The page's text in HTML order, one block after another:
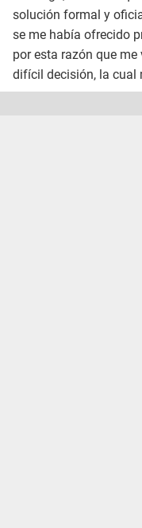
solución formal y
se me había ofrecido
por esta razón que
difícil decisión, la cual